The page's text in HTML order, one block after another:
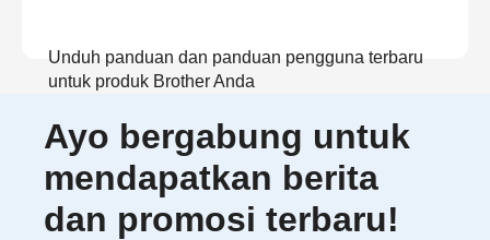
Unduh panduan dan panduan pengguna terbaru
untuk produk Brother Anda
Lihat Panduan
Ayo bergabung untuk
mendapatkan berita
dan promosi terbaru!